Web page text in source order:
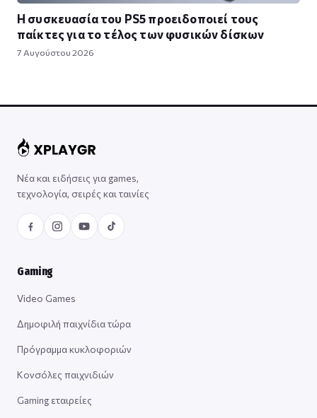
Η συσκευασία του PS5 προειδοποιεί τους
παίκτες για το τέλος των φυσικών δίσκων
7 Αυγούστου 2026
Νέα και ειδήσεις για games,
τεχνολογία, σειρές και ταινίες
Gaming
Video Games
Δημοφιλή παιχνίδια τώρα
Πρόγραμμα κυκλοφοριών
Κονσόλες παιχνιδιών
Gaming εταιρείες